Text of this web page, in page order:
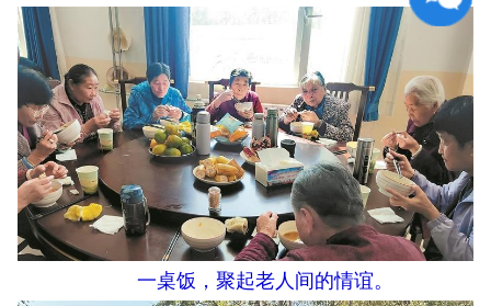
一桌饭，聚起老人间的情谊。